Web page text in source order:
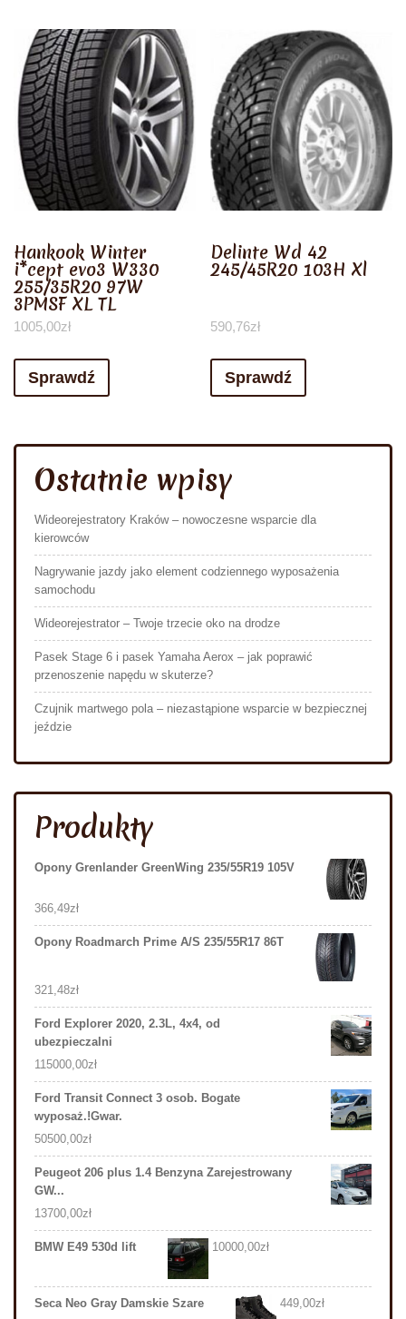
Hankook Winter
i*cept evo3 W330
255/35R20 97W
3PMSF XL TL
1005,00zł
Sprawdź
Delinte Wd 42
245/45R20 103H Xl
590,76zł
Sprawdź
Ostatnie wpisy
Wideorejestratory Kraków – nowoczesne wsparcie dla
kierowców
Nagrywanie jazdy jako element codziennego wyposażenia
samochodu
Wideorejestrator – Twoje trzecie oko na drodze
Pasek Stage 6 i pasek Yamaha Aerox – jak poprawić
przenoszenie napędu w skuterze?
Czujnik martwego pola – niezastąpione wsparcie w bezpiecznej
jeździe
Produkty
Opony Grenlander GreenWing 235/55R19 105V
366,49zł
Opony Roadmarch Prime A/S 235/55R17 86T
321,48zł
Ford Explorer 2020, 2.3L, 4x4, od
ubezpieczalni
115000,00zł
Ford Transit Connect 3 osob. Bogate
wyposaż.!Gwar.
50500,00zł
Peugeot 206 plus 1.4 Benzyna Zarejestrowany
GW...
13700,00zł
BMW E49 530d lift 10000,00zł
Seca Neo Gray Damskie Szare 449,00zł